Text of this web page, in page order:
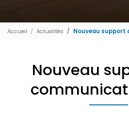
Accueil Actualités Nouveau support
Nouveau